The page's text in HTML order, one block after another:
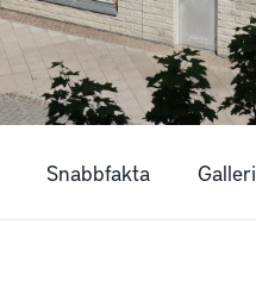
Snabbfakta Galleri